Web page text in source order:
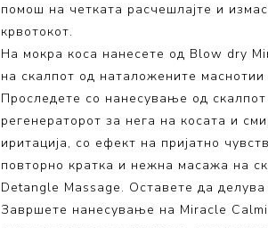
помош на четката расчешлајте и
крвотокот.
На мокра коса нанесете од Blow dry
на скалпот од наталожените
Проследете со нанесување од
регенераторот за нега на косата и
иритација, со ефект на пријатно
повторно кратка и нежна масажа на
Detangle Massage. Оставете да
Завршете нанесување на Miracle